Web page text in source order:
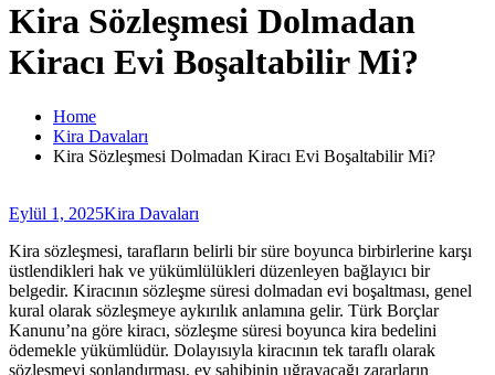
Kira Sözleşmesi Dolmadan
Kiracı Evi Boşaltabilir Mi?
Home
Kira Davaları
Kira Sözleşmesi Dolmadan Kiracı Evi Boşaltabilir Mi?
Eylül 1, 2025Kira Davaları
Kira sözleşmesi, tarafların belirli bir süre boyunca birbirlerine karşı
üstlendikleri hak ve yükümlülükleri düzenleyen bağlayıcı bir
belgedir. Kiracının sözleşme süresi dolmadan evi boşaltması, genel
kural olarak sözleşmeye aykırılık anlamına gelir. Türk Borçlar
Kanunu’na göre kiracı, sözleşme süresi boyunca kira bedelini
ödemekle yükümlüdür. Dolayısıyla kiracının tek taraflı olarak
sözleşmeyi sonlandırması, ev sahibinin uğrayacağı zararların